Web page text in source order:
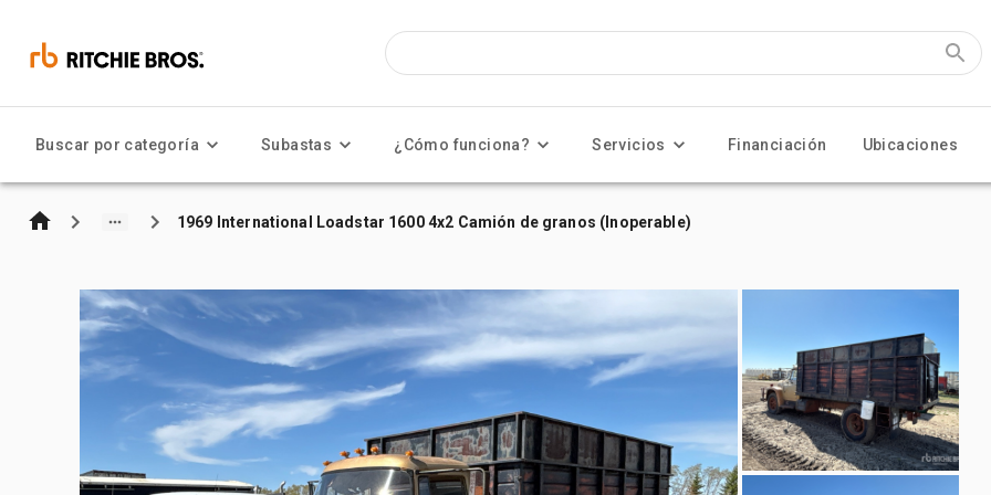
Buscar por categoría Subastas ¿Cómo funciona? Servicios Financiación Ubicaciones
1969 International Loadstar 1600 4x2 Camión de granos (Inoperable)